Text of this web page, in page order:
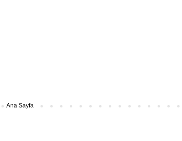
Ana Sayfa